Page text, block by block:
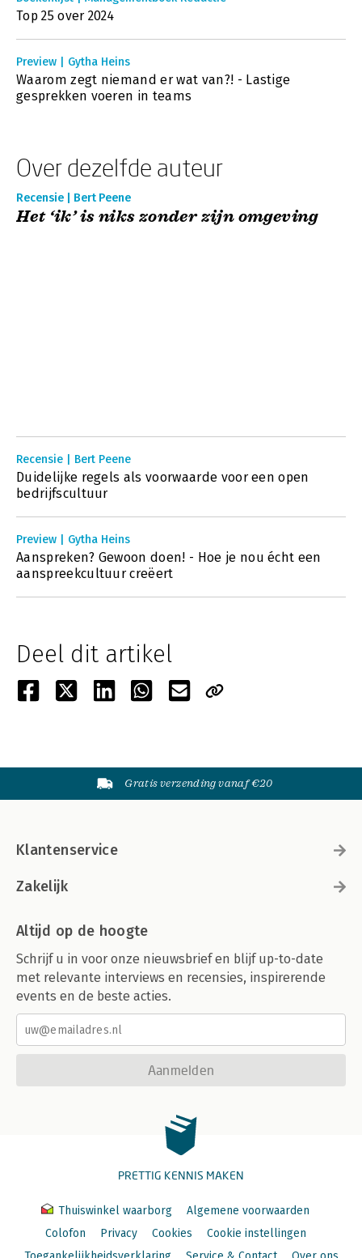
Top 25 over 2024
Preview | Gytha Heins
Waarom zegt niemand er wat van?! - Lastige
gesprekken voeren in teams
Over dezelfde auteur
Recensie | Bert Peene
Het ‘ik’ is niks zonder zijn omgeving
Recensie | Bert Peene
Duidelijke regels als voorwaarde voor een open
bedrijfscultuur
Preview | Gytha Heins
Aanspreken? Gewoon doen! - Hoe je nou écht een
aanspreekcultuur creëert
Deel dit artikel
Gratis verzending vanaf €20
Klantenservice
Zakelijk
Altijd op de hoogte
Schrijf u in voor onze nieuwsbrief en blijf up-to-date
met relevante interviews en recensies, inspirerende
events en de beste acties.
Aanmelden
PRETTIG KENNIS MAKEN
Thuiswinkel waarborg
Algemene voorwaarden
Colofon
Privacy Cookies
Cookie instellingen